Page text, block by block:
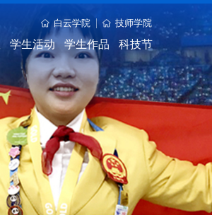
白云学院 技师学院
学生活动 学生作品 科技节